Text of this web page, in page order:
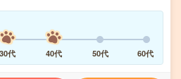
30代 40代 50代 60代